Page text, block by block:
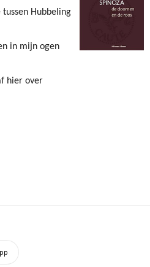
Hubbeling
in mijn ogen
hier over